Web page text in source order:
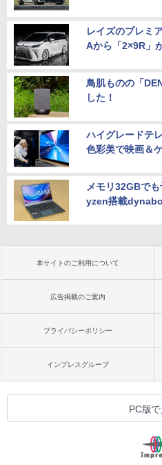
レイズのプレミ
Aから「2×9R」
鳥肌ものの「
した！
ハイグレードテ
色彩美で映画＆
メモリ32GBで
yzen搭載
本サイトのご利用について
広告掲載のご案内
プライバシーポリシー
インプレスグループ
PC版